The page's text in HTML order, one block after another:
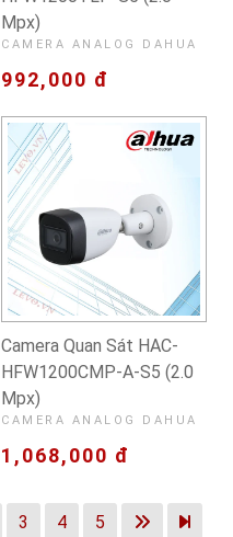
Mpx)
CAMERA ANALOG DAHUA
992,000 đ
Camera Quan Sát HAC-
HFW1200CMP-A-S5 (2.0
Mpx)
CAMERA ANALOG DAHUA
1,068,000 đ
3 4 5